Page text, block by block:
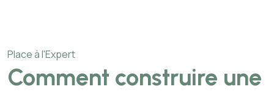
Place à l'Expert
Comment construire une